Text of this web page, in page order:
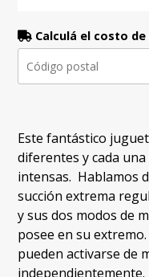
Calculá el costo de
Este fantástico
diferentes y cada
intensas. Hablamos
succión extrema
y sus dos modos de
posee en su
pueden activarse de